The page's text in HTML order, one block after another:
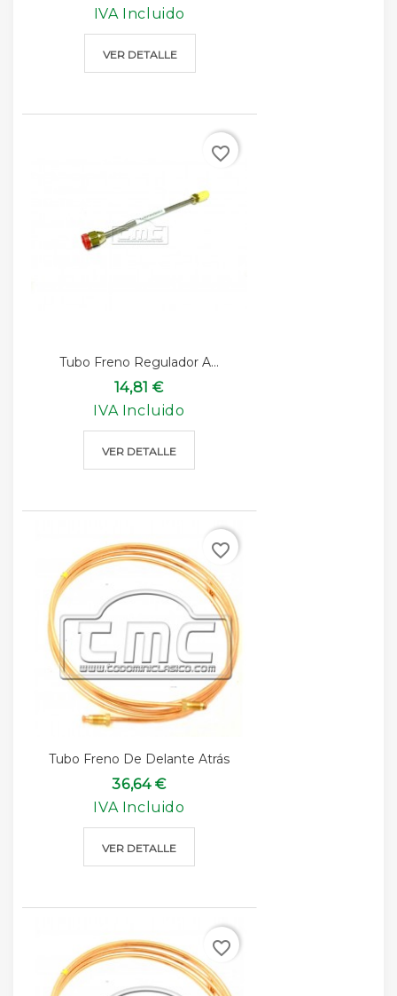
IVA Incluido
VER DETALLE
Tubo Freno Regulador A...
14,81 €
IVA Incluido
VER DETALLE
favorite_border
Tubo Freno De Delante Atrás
36,64 €
IVA Incluido
VER DETALLE
favorite_border
favorite_border